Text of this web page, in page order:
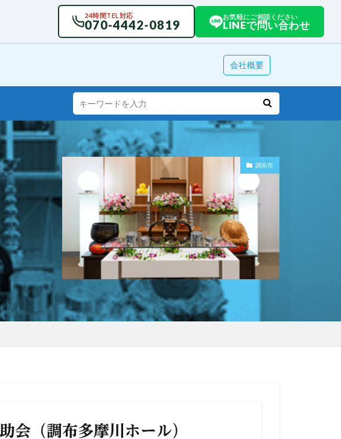
24時間TEL対応
070-4442-0819
お気軽にご相談ください
LINEで問い合わせ
会社概要
調布市
（調布多摩川ホール）